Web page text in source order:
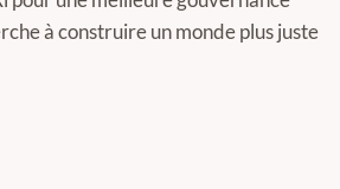
à construire un monde plus juste